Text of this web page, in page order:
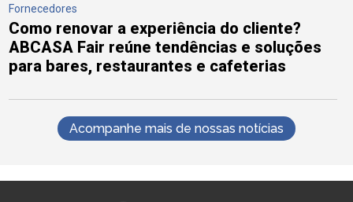
Fornecedores
Como renovar a experiência do cliente?
ABCASA Fair reúne tendências e soluções
para bares, restaurantes e cafeterias
Acompanhe mais de nossas notícias